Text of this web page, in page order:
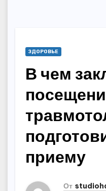
ЗДОРОВЬЕ
В чем
приему
От